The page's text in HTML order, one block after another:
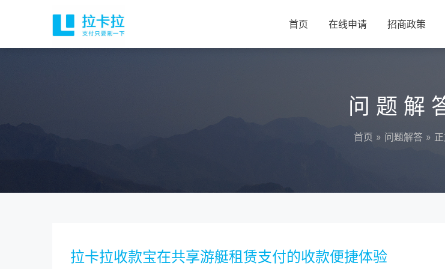
首页 在线申请 招商政策
问题解
首页 » 问题解答 »
拉卡拉收款宝在共享游艇租赁支付的收款便捷体验